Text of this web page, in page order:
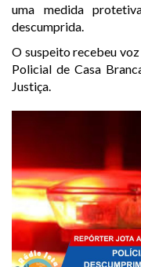
uma medida
descumprida.
O suspeito recebeu
Policial de Casa
Justiça.